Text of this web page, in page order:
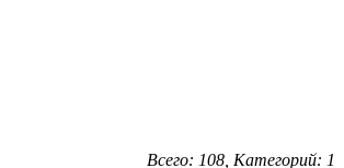
Всего: 108, Категорий: 1